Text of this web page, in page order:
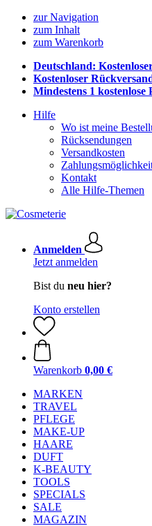
zur Navigation
zum Inhalt
zum Warenkorb
Deutschland:
Kostenloser
Mindestens 1 kostenlose
Hilfe
Wo ist meine
Rücksendungen
Versandkosten
Kontakt
Alle Hilfe-Themen
Anmelden
Jetzt anmelden
Bist du neu hier?
Konto erstellen
Warenkorb 0,00 €
MARKEN
TRAVEL
PFLEGE
MAKE-UP
HAARE
DUFT
K-BEAUTY
TOOLS
SPECIALS
SALE
MAGAZIN